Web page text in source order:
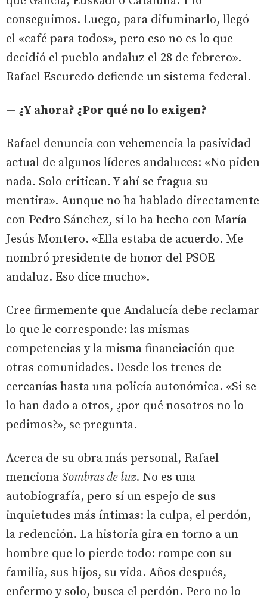
conseguimos. Luego, para difuminarlo, llegó
el «café para todos», pero eso no es lo que
decidió el pueblo andaluz el 28 de febrero».
Rafael Escuredo defiende un sistema federal.
— ¿Y ahora? ¿Por qué no lo exigen?
Rafael denuncia con vehemencia la pasividad
actual de algunos líderes andaluces: «No piden
nada. Solo critican. Y ahí se fragua su
mentira». Aunque no ha hablado directamente
con Pedro Sánchez, sí lo ha hecho con María
Jesús Montero. «Ella estaba de acuerdo. Me
nombró presidente de honor del PSOE
andaluz. Eso dice mucho».
Cree firmemente que Andalucía debe reclamar
lo que le corresponde: las mismas
competencias y la misma financiación que
otras comunidades. Desde los trenes de
cercanías hasta una policía autonómica. «Si se
lo han dado a otros, ¿por qué nosotros no lo
pedimos?», se pregunta.
Acerca de su obra más personal, Rafael
menciona Sombras de luz. No es una
autobiografía, pero sí un espejo de sus
inquietudes más íntimas: la culpa, el perdón,
la redención. La historia gira en torno a un
hombre que lo pierde todo: rompe con su
familia, sus hijos, su vida. Años después,
enfermo y solo, busca el perdón. Pero no lo